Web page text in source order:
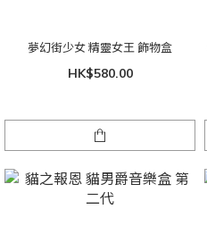
夢幻街少女 精靈女王 飾物盒
HK$580.00